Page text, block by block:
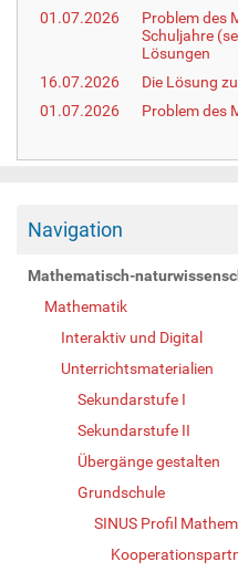
01.07.2026
Problem des
Schuljahre
Lösungen
16.07.2026
Die Lösung
01.07.2026
Problem des
Navigation
Mathematisch-
Mathematik
Interaktiv und Digital
Unterrichtsmaterialien
Sekundarstufe I
Sekundarstufe II
Übergänge gestalten
Grundschule
SINUS Profil